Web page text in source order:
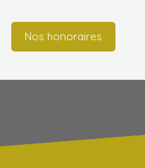
Nos honoraires